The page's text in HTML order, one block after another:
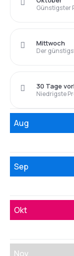
Günstigster
Der
Mittwoch
Niedrigste
30 Tage
Aug
Sep
Okt
Nov